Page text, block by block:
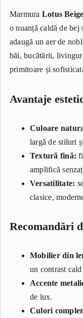
Marmura Lotus Beige
o nuanță caldă de bej
adaugă un aer de
băi, bucătării,
primitoare și
Avantaje
Culoare
largă de stiluri
Textură fină:
amplifică
Versatilitate:
clasice,
Recomandări
Mobilier din
un contrast
Accente
de lux.
Culori